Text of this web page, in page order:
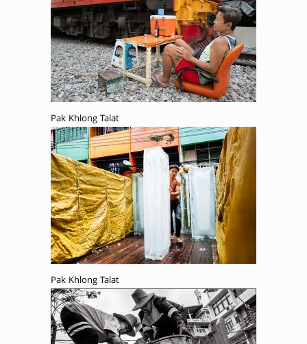
Pak Khlong Talat
Pak Khlong Talat